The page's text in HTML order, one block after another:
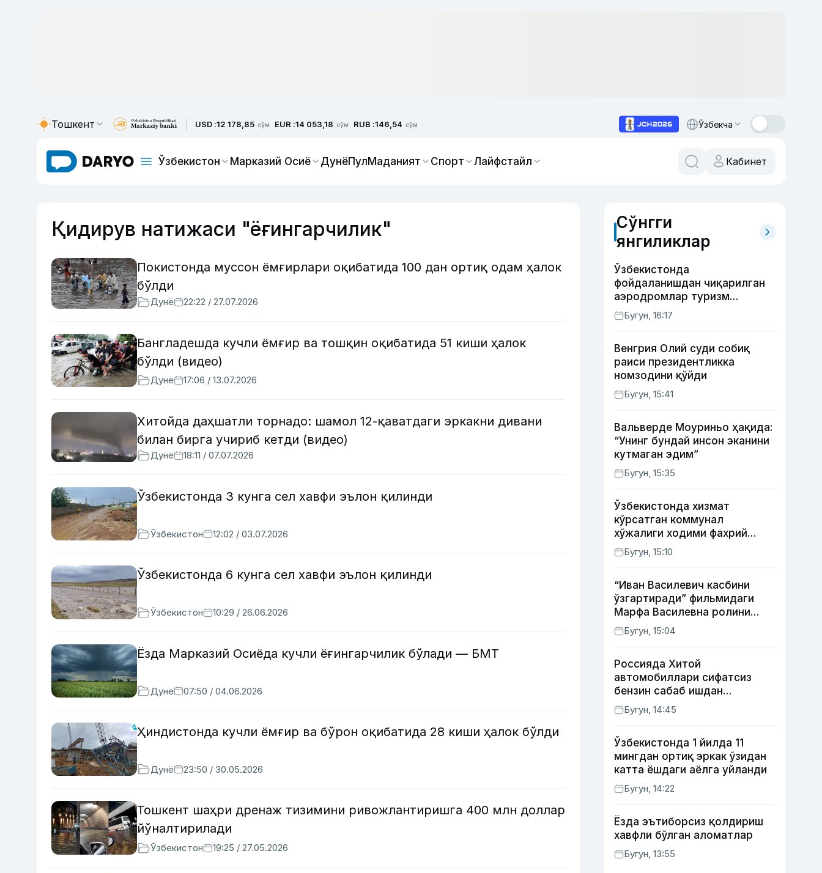
Тошкент USD :12 178,85 сўм EUR :14 053,18 сўм RUB :146,54 сўм Ўзбекча
Ўзбекистон Марказий Осиё ДунёПулМаданият Спорт Лайфстайл Кабинет
Қидирув натижаси "ёғингарчилик"
Покистонда муссон ёмғирлари оқибатида 100 дан ортиқ одам ҳалок
бўлди
Дунё 22:22 / 27.07.2026
Бангладешда кучли ёмғир ва тошқин оқибатида 51 киши ҳалок
бўлди (видео)
Дунё 17:06 / 13.07.2026
Хитойда даҳшатли торнадо: шамол 12-қаватдаги эркакни дивани
билан бирга учириб кетди (видео)
Дунё 18:11 / 07.07.2026
Ўзбекистонда 3 кунга сел хавфи эълон қилинди
Ўзбекистон 12:02 / 03.07.2026
Ўзбекистонда 6 кунга сел хавфи эълон қилинди
Ўзбекистон 10:29 / 26.06.2026
Ёзда Марказий Осиёда кучли ёғингарчилик бўлади — БМТ
Дунё 07:50 / 04.06.2026
Ҳиндистонда кучли ёмғир ва бўрон оқибатида 28 киши ҳалок бўлди
Дунё 23:50 / 30.05.2026
Тошкент шаҳри дренаж тизимини ривожлантиришга 400 млн доллар
йўналтирилади
Ўзбекистон 19:25 / 27.05.2026
Сўнгги
янгиликлар
Ўзбекистонда
фойдаланишдан чиқарилган
аэродромлар туризм
мақсадида ижарага
берилиши мумкин
Бугун, 16:17
Венгрия Олий суди собиқ
раиси президентликка
номзодини қўйди
Бугун, 15:41
Вальверде Моуриньо ҳақида:
“Унинг бундай инсон эканини
кутмаган эдим”
Бугун, 15:35
Ўзбекистонда хизмат
кўрсатган коммунал
хўжалиги ходими фахрий
унвони таъсис этилиши
мумкин
Бугун, 15:10
“Иван Василевич касбини
ўзгартиради” фильмидаги
Марфа Василевна ролини
ижро этган актрисанинг
тақдири қандай кечди?
Бугун, 15:04
Россияда Хитой
автомобиллари сифатсиз
бензин сабаб ишдан
чиқмоқда
Бугун, 14:45
Ўзбекистонда 1 йилда 11
мингдан ортиқ эркак ўзидан
катта ёшдаги аёлга уйланди
Бугун, 14:22
Ёзда эътиборсиз қолдириш
хавфли бўлган аломатлар
Бугун, 13:55